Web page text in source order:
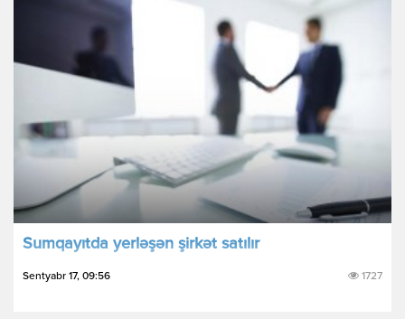
Sumqayıtda yerləşən şirkət satılır
Sentyabr 17, 09:56 1727